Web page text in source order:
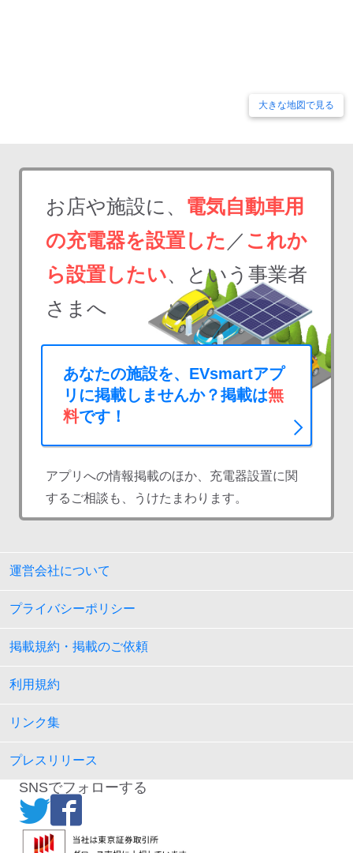
大きな地図で見る
お店や施設に、 電気自動車用
の充電器を設置した ／ これか
ら設置したい、という事業者
さまへ
あなたの施設を、EVsmartアプ
リに掲載しませんか？掲載は無
料です！
アプリへの情報掲載のほか、充電器設置に関
するご相談も、うけたまわります。
運営会社について
プライバシーポリシー
掲載規約・掲載のご依頼
利用規約
リンク集
プレスリリース
SNSでフォローする